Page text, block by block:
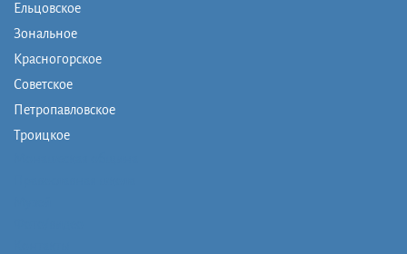
Ельцовское
Зональное
Красногорское
Советское
Петропавловское
Троицкое